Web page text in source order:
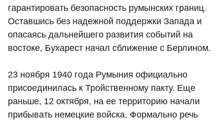
гарантировать безопасность румынских границ.
Оставшись без надежной поддержки Запада и
опасаясь дальнейшего развития событий на
востоке, Бухарест начал сближение с Берлином.
23 ноября 1940 года Румыния официально
присоединилась к Тройственному пакту. Еще
раньше, 12 октября, на ее территорию начали
прибывать немецкие войска. Формально речь